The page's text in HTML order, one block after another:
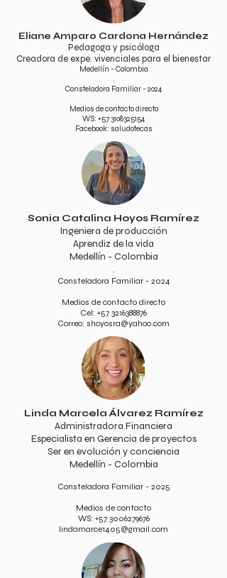
Eliane Amparo Cardona Hernández
Pedagoga y psicóloga
Creadora de expe. vivenciales para el bienestar​
Medellín - Colombia
.
Consteladora Familiar - 2024
Medios de contacto directo
WS: +57 3108325154
Facebook: saludotecas
Sonia Catalina Hoyos Ramírez
Ingeniera de producción
Aprendiz de la vida​
Medellín - Colombia
.
Consteladora Familiar - 2024
Medios de contacto directo
Cel: +57 3216388876
Correo: shoyosra@yahoo.com
Linda Marcela Álvarez Ramírez
Administradora Financiera
Especialista en Gerencia de proyectos
Ser en evolución y conciencia​
Medellín - Colombia
Consteladora Familiar - 2025
Medios de contacto
WS: +57 3006279676
lindamarce1405@gmail.com